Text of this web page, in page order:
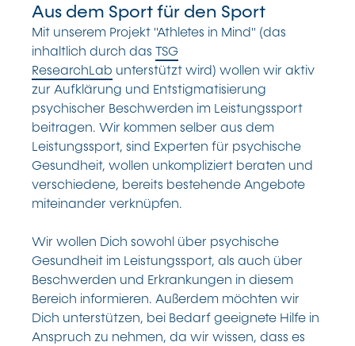
Aus dem Sport für den Sport
Mit unserem Projekt "Athletes in Mind" (das
inhaltlich durch das TSG
ResearchLab unterstützt wird) wollen wir aktiv
zur Aufklärung und Entstigmatisierung
psychischer Beschwerden im Leistungssport
beitragen. Wir kommen selber aus dem
Leistungssport, sind Experten für psychische
Gesundheit, wollen unkompliziert beraten und
verschiedene, bereits bestehende Angebote
miteinander verknüpfen.
Wir wollen Dich sowohl über psychische
Gesundheit im Leistungssport, als auch über
Beschwerden und Erkrankungen in diesem
Bereich informieren. Außerdem möchten wir
Dich unterstützen, bei Bedarf geeignete Hilfe in
Anspruch zu nehmen, da wir wissen, dass es